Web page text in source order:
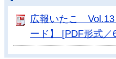
広報いたこ
ード】 [PDF形式／